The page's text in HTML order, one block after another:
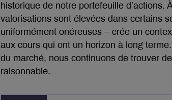
historique de notre portefeuille d’actions.
valorisations sont élevées dans certains
uniformément onéreuses – crée un
aux cours qui ont un horizon à long
du marché, nous continuons de trouver
raisonnable.